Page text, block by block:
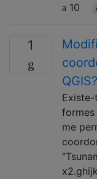
10
1
QGIS?
formes
me